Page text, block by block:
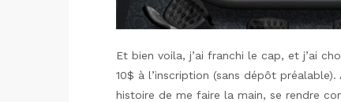
Et bien voila, j’ai franchi le cap, et j’ai
10$ à l’inscription (sans dépôt
histoire de me faire la main, se rendre